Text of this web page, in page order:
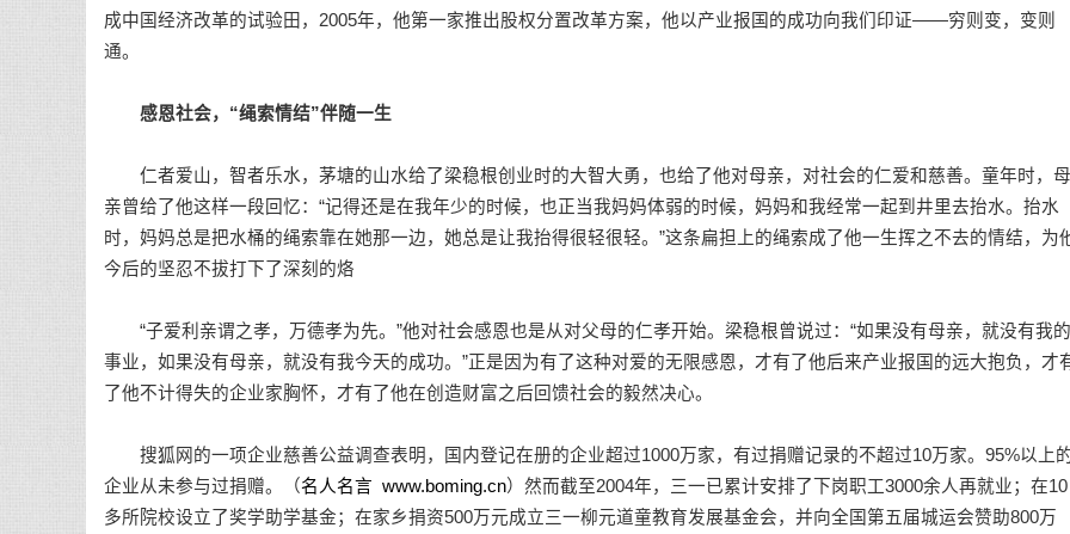
成中国经济改革的试验田，2005年，他第一家推出股权分置改革方案，他以产业报国的成功向我们印证——穷则变，变则
通。
感恩社会，“绳索情结”伴随一生
仁者爱山，智者乐水，茅塘的山水给了梁稳根创业时的大智大勇，也给了他对母亲，对社会的仁爱和慈善。童年时，母
亲曾给了他这样一段回忆：“记得还是在我年少的时候，也正当我妈妈体弱的时候，妈妈和我经常一起到井里去抬水。抬水
时，妈妈总是把水桶的绳索靠在她那一边，她总是让我抬得很轻很轻。”这条扁担上的绳索成了他一生挥之不去的情结，为
今后的坚忍不拔打下了深刻的烙
“子爱利亲谓之孝，万德孝为先。”他对社会感恩也是从对父母的仁孝开始。梁稳根曾说过：“如果没有母亲，就没有我的
事业，如果没有母亲，就没有我今天的成功。”正是因为有了这种对爱的无限感恩，才有了他后来产业报国的远大抱负，才
了他不计得失的企业家胸怀，才有了他在创造财富之后回馈社会的毅然决心。
搜狐网的一项企业慈善公益调查表明，国内登记在册的企业超过1000万家，有过捐赠记录的不超过10万家。95%以上
企业从未参与过捐赠。（名人名言 www.boming.cn）然而截至2004年，三一已累计安排了下岗职工3000余人再就业；在10
多所院校设立了奖学助学基金；在家乡捐资500万元成立三一柳元道童教育发展基金会，并向全国第五届城运会赞助800万